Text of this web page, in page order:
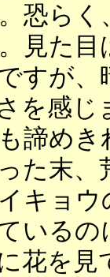
恐らく
見た目
すが、
を感じ
諦めき
た末、
キョウ
いるの
花を見